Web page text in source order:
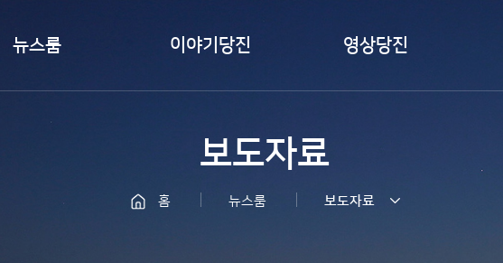
뉴스룸
언론이 본 당진
이야기당진
서포터즈취재
영상당진
LIVE 당진
보도자료
홈 뉴스룸 보도자료